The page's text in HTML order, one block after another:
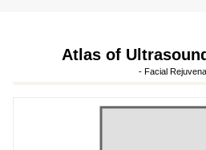
Atlas of
- Facial